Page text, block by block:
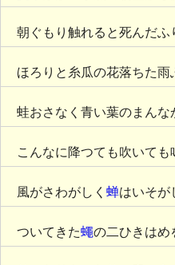
朝ぐもり触れると死んだふ
ほろりと糸瓜の花落ちた雨
蛙おさなく青い葉のまんな
こんなに降つても吹いて
風がさわがしく 蝉はいそが
ついてきた蠅の二ひきはめ